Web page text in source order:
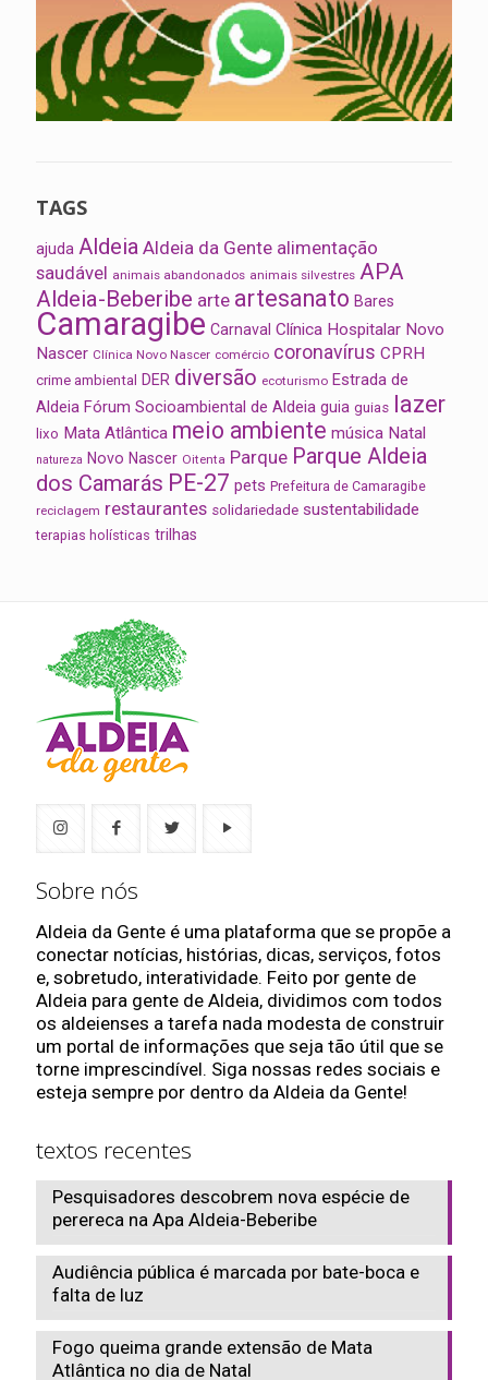
TAGS
ajuda Aldeia Aldeia da Gente alimentação
saudável animais abandonados animais silvestres APA
Aldeia-Beberibe arte artesanato Bares
Camaragibe Carnaval Clínica Hospitalar Novo
Nascer Clínica Novo Nascer comércio coronavírus CPRH
crime ambiental DER diversão ecoturismo Estrada de
Aldeia Fórum Socioambiental de Aldeia guia guias lazer
lixo Mata Atlântica meio ambiente música Natal
natureza Novo Nascer Oitenta Parque Parque Aldeia
dos Camarás PE-27 pets Prefeitura de Camaragibe
reciclagem restaurantes solidariedade sustentabilidade
terapias holísticas trilhas
Sobre nós
Aldeia da Gente é uma plataforma que se propõe a
conectar notícias, histórias, dicas, serviços, fotos
e, sobretudo, interatividade. Feito por gente de
Aldeia para gente de Aldeia, dividimos com todos
os aldeienses a tarefa nada modesta de construir
um portal de informações que seja tão útil que se
torne imprescindível. Siga nossas redes sociais e
esteja sempre por dentro da Aldeia da Gente!
textos recentes
Pesquisadores descobrem nova espécie de
perereca na Apa Aldeia-Beberibe
Audiência pública é marcada por bate-boca e
falta de luz
Fogo queima grande extensão de Mata
Atlântica no dia de Natal